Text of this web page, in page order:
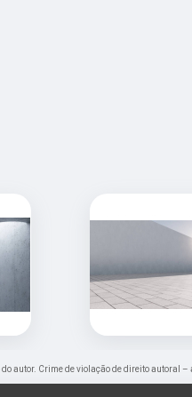
autor. Crime de violação de direito autoral –